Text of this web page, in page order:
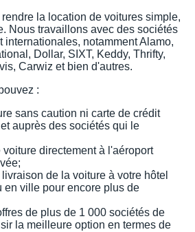
la location de voitures simple,
Nous travaillons avec des sociétés
internationales, notamment Alamo,
Dollar, SIXT, Keddy, Thrifty,
Carwiz et bien d'autres.
:
sans caution ni carte de crédit
auprès des sociétés qui le
voiture directement à l'aéroport
de la voiture à votre hôtel
en ville pour encore plus de
de plus de 1 000 sociétés de
la meilleure option en termes de